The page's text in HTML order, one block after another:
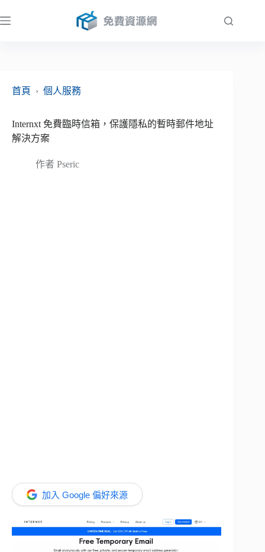
至
首頁
› 個人服務
Internxt 免費臨時信箱，保護隱私的暫時郵件地址
解決方案
作者 Pseric
加入 Google 偏好來源